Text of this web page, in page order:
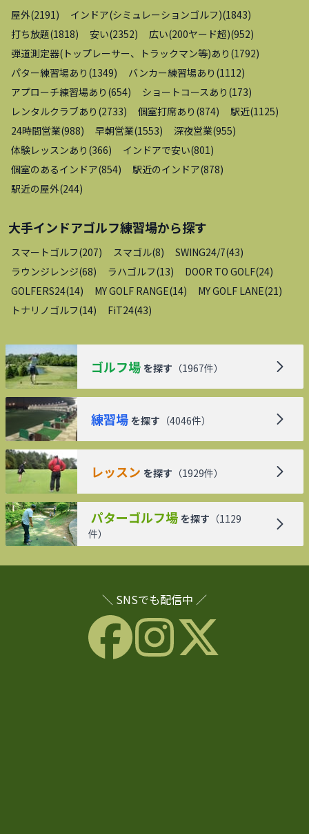
屋外(2191 ) インドア(シミュレーションゴルフ)(1843)
打ち放題(1818) 安い(2352) 広い(200ヤード超)(952)
弾道測定器(トップレーサー、トラックマン等)あり (1792)
パター練習場あり (1349) バンカー練習場あり (1112)
アプローチ練習場あり (654) ショートコースあり (173)
レンタルクラブあり (2733) 個室打席あり (874) 駅近(1125)
24時間営業(988) 早朝営業(1553) 深夜営業(955)
体験レッスンあり (366) インドアで安い(801 )
個室のあるインドア(854) 駅近のインドア(878)
駅近の屋外(244)
大手インドアゴルフ練習場から探す
スマートゴルフ(207) スマゴル(8) SWING24/7(43)
ラウンジレンジ(68) ラハゴルフ(13) DOOR TO GOLF(24)
GOLFERS24(14) MY GOLF RANGE(14) MY GOLF LANE(21 )
トナリノゴルフ(14) FiT24(43)
ゴルフ場 を探す （1967件）
練習場 を探す （4046件）
レッスン を探す （1929件）
パターゴルフ場 を探す （1129
件）
＼ SNSでも配信中 ／